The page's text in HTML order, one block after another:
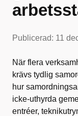
Publicerad: 11
När flera
krävs tydlig
hur
icke-uthyrda
entréer,